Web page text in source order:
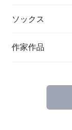
ソックス
作家作品